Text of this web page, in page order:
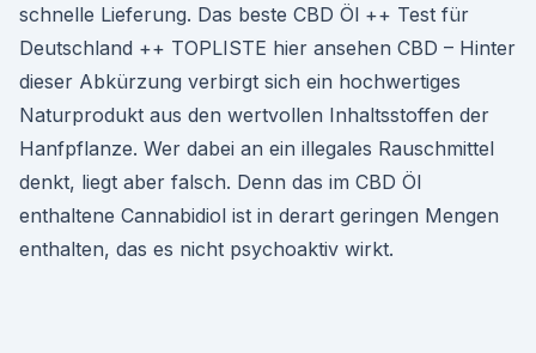
schnelle Lieferung. Das beste CBD Öl ++ Test für
Deutschland ++ TOPLISTE hier ansehen CBD – Hinter
dieser Abkürzung verbirgt sich ein hochwertiges
Naturprodukt aus den wertvollen Inhaltsstoffen der
Hanfpflanze. Wer dabei an ein illegales Rauschmittel
denkt, liegt aber falsch. Denn das im CBD Öl
enthaltene Cannabidiol ist in derart geringen Mengen
enthalten, das es nicht psychoaktiv wirkt.